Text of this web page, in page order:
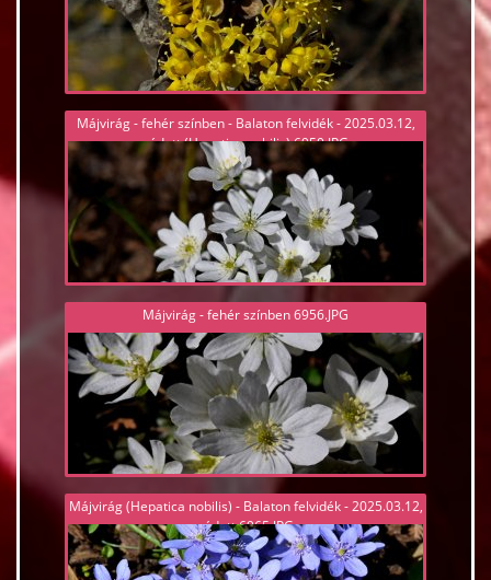
Májvirág - fehér színben - Balaton felvidék - 2025.03.12,
védett (Hepatica nobilis) 6950.JPG
Májvirág - fehér színben 6956.JPG
Májvirág (Hepatica nobilis) - Balaton felvidék - 2025.03.12,
védett 6965.JPG